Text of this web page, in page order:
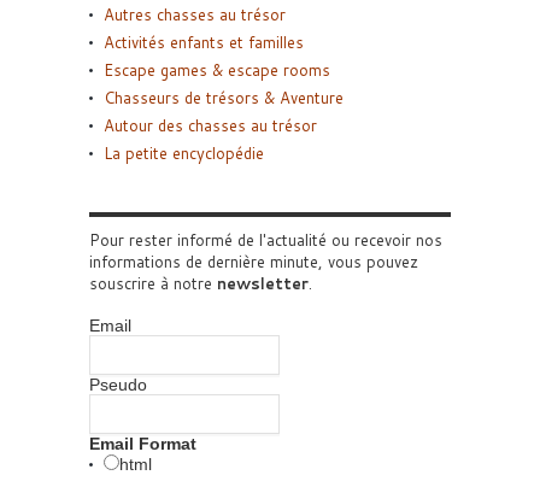
Autres chasses au trésor
Activités enfants et familles
Escape games & escape rooms
Chasseurs de trésors & Aventure
Autour des chasses au trésor
La petite encyclopédie
Pour rester informé de l'actualité ou recevoir nos
informations de dernière minute, vous pouvez
souscrire à notre newsletter.
Email
Pseudo
Email Format
html